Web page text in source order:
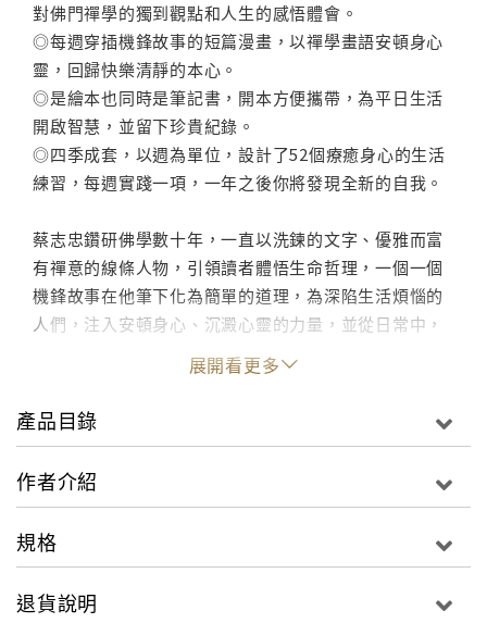
對佛門禪學的獨到觀點和人生的感悟體會。
◎每週穿插機鋒故事的短篇漫畫，以禪學畫語安頓身心
靈，回歸快樂清靜的本心。
◎是繪本也同時是筆記書，開本方便攜帶，為平日生活
開啟智慧，並留下珍貴紀錄。
◎四季成套，以週為單位，設計了52個療癒身心的生活
練習，每週實踐一項，一年之後你將發現全新的自我。
蔡志忠鑽研佛學數十年，一直以洗鍊的文字、優雅而富
有禪意的線條人物，引領讀者體悟生命哲理，一個一個
機鋒故事在他筆下化為簡單的道理，為深陷生活煩惱的
人們，注入安頓身心、沉澱心靈的力量，並從日常中，
帶領我們面對當下、心安自在。
本書在每個生活練習中用簡短的文字說禪，以漫畫和空
白筆記穿插，在思考和留白的停頓中照見自我，進而修
展開看更多
產品目錄
作者介紹
規格
退貨說明